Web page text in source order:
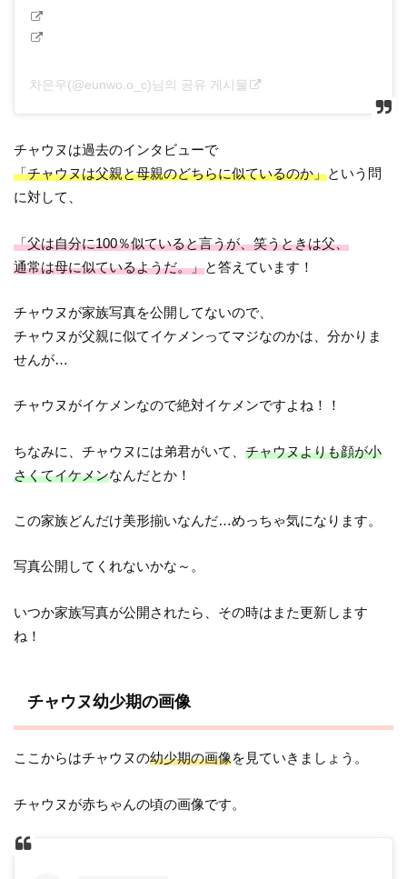
차은우(@eunwo.o_c)님의 공유 게시물
チャウヌは過去のインタビューで
「チャウヌは父親と母親のどちらに似ているのか」という問
に対して、
「父は自分に100％似ていると言うが、笑うときは父、
通常は母に似ているようだ。」と答えています！
チャウヌが家族写真を公開してないので、
チャウヌが父親に似てイケメンってマジなのかは、分かりま
せんが…
チャウヌがイケメンなので絶対イケメンですよね！！
ちなみに、チャウヌには弟君がいて、チャウヌよりも顔が小
さくてイケメンなんだとか！
この家族どんだけ美形揃いなんだ…めっちゃ気になります。
写真公開してくれないかな～。
いつか家族写真が公開されたら、その時はまた更新します
ね！
チャウヌ幼少期の画像
ここからはチャウヌの幼少期の画像を見ていきましょう。
チャウヌが赤ちゃんの頃の画像です。